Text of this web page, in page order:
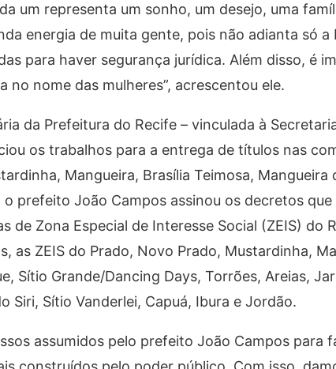
um representa um sonho, um desejo, uma
energia de muita gente, pois não adianta só a
para haver segurança jurídica. Além disso, é
no nome das mulheres”, acrescentou ele.
da Prefeitura do Recife – vinculada à
os trabalhos para a entrega de títulos nas
Mangueira, Brasília Teimosa, Mangueira
prefeito João Campos assinou os decretos que
de Zona Especial de Interesse Social (ZEIS) do
as ZEIS do Prado, Novo Prado, Mustardinha,
Sítio Grande/Dancing Days, Torrões, Areias,
Siri, Sítio Vanderlei, Capuá, Ibura e Jordão.
assumidos pelo prefeito João Campos para